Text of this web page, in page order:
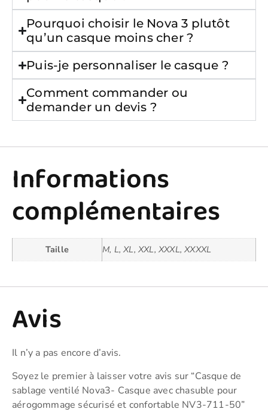
Pourquoi choisir le Nova 3 plutôt
qu’un casque moins cher ?
Puis-je personnaliser le casque ?
Comment commander ou
demander un devis ?
Informations
complémentaires
Taille M, L, XL, XXL, XXXL, XXXXL
Avis
Il n’y a pas encore d’avis.
Soyez le premier à laisser votre avis sur “Casque de
sablage ventilé Nova3- Casque avec chasuble pour
aérogommage sécurisé et confortable NV3-711-50”